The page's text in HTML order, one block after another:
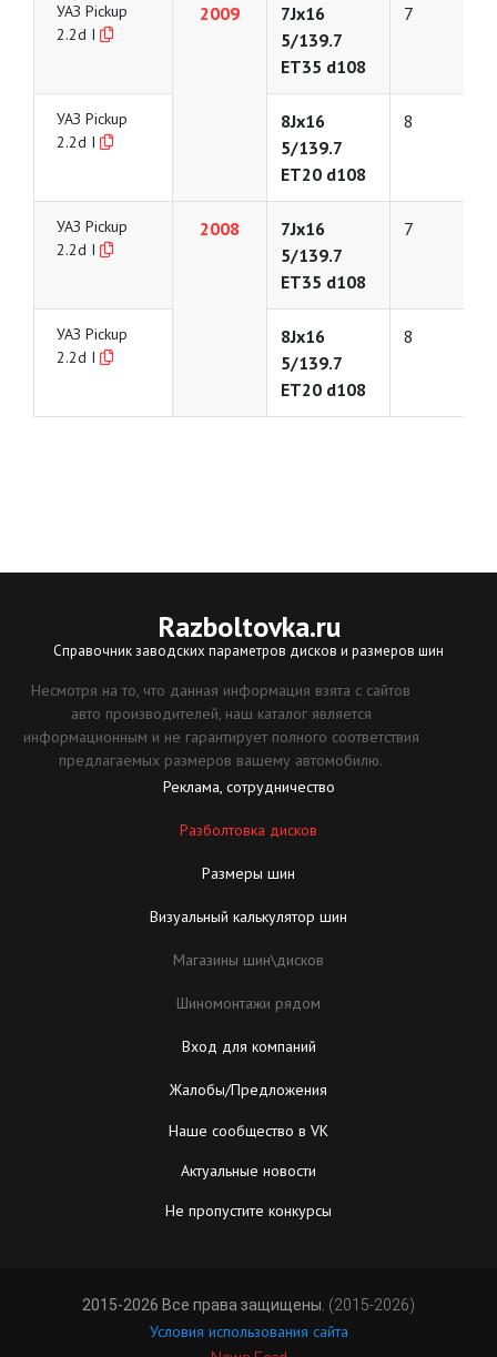
УАЗ Pickup
2.2d I
2009
7Jx16
5/139.7
ET35 d108
7
УАЗ Pickup
2.2d I
8Jx16
5/139.7
ET20 d108
8
УАЗ Pickup
2.2d I
2008
7Jx16
5/139.7
ET35 d108
7
УАЗ Pickup
2.2d I
8Jx16
5/139.7
ET20 d108
8
Razboltovka.ru
Справочник заводских параметров дисков и размеров шин
Несмотря на то, что данная информация взята с сайтов
авто производителей, наш каталог является
информационным и не гарантирует полного соответствия
предлагаемых размеров вашему автомобилю.
Реклама, сотрудничество
Разболтовка дисков
Размеры шин
Визуальный калькулятор шин
Магазины шин\дисков
Шиномонтажи рядом
Вход для компаний
Жалобы/Предложения
Наше сообщество в VK
Актуальные новости
Не пропустите конкурсы
2015-2026 Все права защищены. (2015-2026)
Условия использования сайта